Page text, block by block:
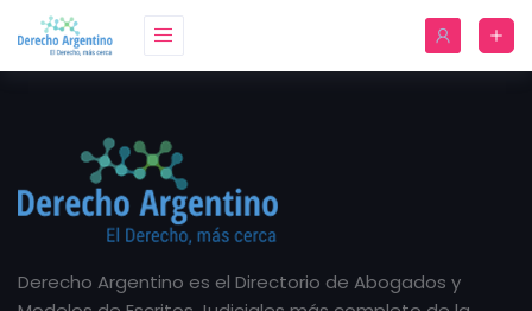
Derecho Argentino es el Directorio de Abogados y